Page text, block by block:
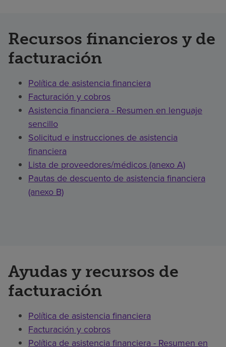
Recursos financieros y de
facturación
Política de asistencia financiera
Facturación y cobros
Asistencia financiera - Resumen en lenguaje
sencillo
Solicitud e instrucciones de asistencia
financiera
Lista de proveedores/médicos (anexo A)
Pautas de descuento de asistencia financiera
(anexo B)
Ayudas y recursos de
facturación
Política de asistencia financiera
Facturación y cobros
Política de asistencia financiera - Resumen en